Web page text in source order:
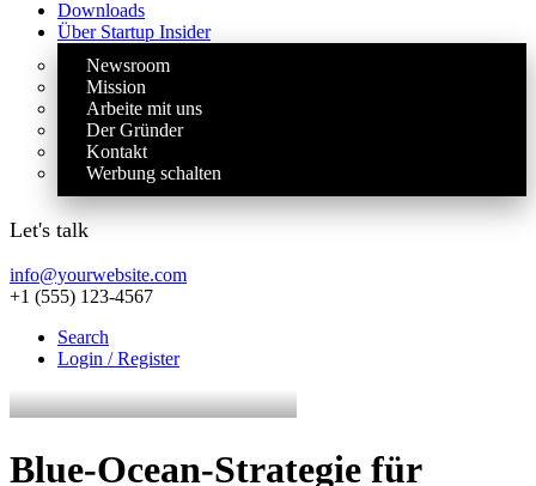
Downloads
Über Startup Insider
Newsroom
Mission
Arbeite mit uns
Der Gründer
Kontakt
Werbung schalten
Let's talk
info@yourwebsite.com
+1 (555) 123-4567
Search
Login / Register
Blue-Ocean-Strategie für